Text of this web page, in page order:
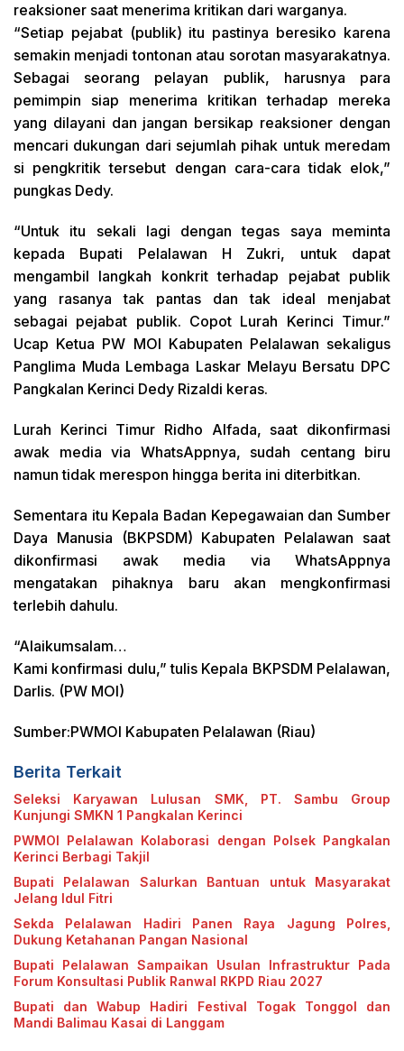
reaksioner saat menerima kritikan dari warganya.
“Setiap pejabat (publik) itu pastinya beresiko karena
semakin menjadi tontonan atau sorotan masyarakatnya.
Sebagai seorang pelayan publik, harusnya para
pemimpin siap menerima kritikan terhadap mereka
yang dilayani dan jangan bersikap reaksioner dengan
mencari dukungan dari sejumlah pihak untuk meredam
si pengkritik tersebut dengan cara-cara tidak elok,”
pungkas Dedy.
“Untuk itu sekali lagi dengan tegas saya meminta
kepada Bupati Pelalawan H Zukri, untuk dapat
mengambil langkah konkrit terhadap pejabat publik
yang rasanya tak pantas dan tak ideal menjabat
sebagai pejabat publik. Copot Lurah Kerinci Timur.”
Ucap Ketua PW MOI Kabupaten Pelalawan sekaligus
Panglima Muda Lembaga Laskar Melayu Bersatu DPC
Pangkalan Kerinci Dedy Rizaldi keras.
Lurah Kerinci Timur Ridho Alfada, saat dikonfirmasi
awak media via WhatsAppnya, sudah centang biru
namun tidak merespon hingga berita ini diterbitkan.
Sementara itu Kepala Badan Kepegawaian dan Sumber
Daya Manusia (BKPSDM) Kabupaten Pelalawan saat
dikonfirmasi awak media via WhatsAppnya
mengatakan pihaknya baru akan mengkonfirmasi
terlebih dahulu.
“Alaikumsalam…
Kami konfirmasi dulu,” tulis Kepala BKPSDM Pelalawan,
Darlis. (PW MOI)
Sumber:PWMOI Kabupaten Pelalawan (Riau)
Berita Terkait
Seleksi Karyawan Lulusan SMK, PT. Sambu Group
Kunjungi SMKN 1 Pangkalan Kerinci
PWMOI Pelalawan Kolaborasi dengan Polsek Pangkalan
Kerinci Berbagi Takjil
Bupati Pelalawan Salurkan Bantuan untuk Masyarakat
Jelang Idul Fitri
Sekda Pelalawan Hadiri Panen Raya Jagung Polres,
Dukung Ketahanan Pangan Nasional
Bupati Pelalawan Sampaikan Usulan Infrastruktur Pada
Forum Konsultasi Publik Ranwal RKPD Riau 2027
Bupati dan Wabup Hadiri Festival Togak Tonggol dan
Mandi Balimau Kasai di Langgam